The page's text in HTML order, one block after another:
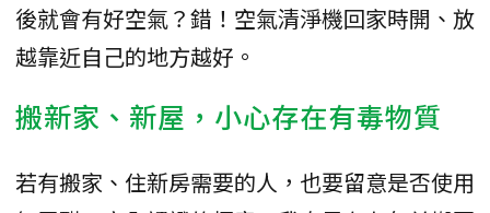
後就會有好空氣？錯！空氣清淨機回家時開、放
越靠近自己的地方越好。
搬新家、新屋，小心存在有毒物質
若有搬家、住新房需要的人，也要留意是否使用